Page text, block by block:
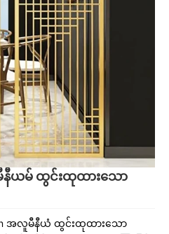
နီယမ် ထွင်းထုထားသော
အလူမီနီယံ ထွင်းထုထားသော